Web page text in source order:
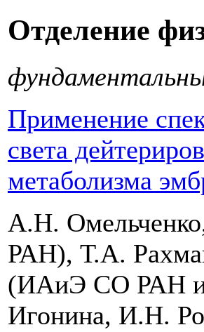
Отделение
Применение
света
метаболизма
А.Н.
РАН), Т.А.
(ИАиЭ СО РАН
Игонина, И.Н.